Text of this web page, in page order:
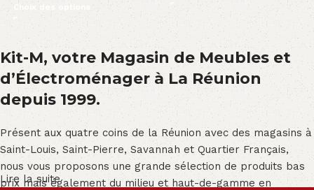
Choix des options
Kit-M, votre Magasin de Meubles et
d’Électroménager à La Réunion
depuis 1999.
Présent aux quatre coins de la Réunion avec des magasins à
Saint-Louis, Saint-Pierre, Savannah et Quartier Français,
nous vous proposons une grande sélection de produits bas
prix mais également du milieu et haut-de-gamme en
Lire la suite